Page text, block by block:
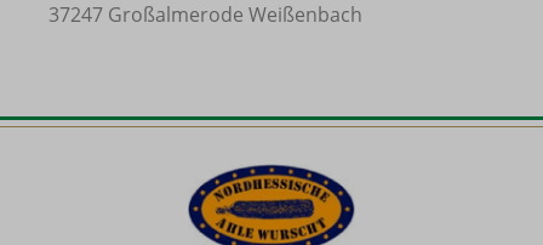
37247 Großalmerode Weißenbach